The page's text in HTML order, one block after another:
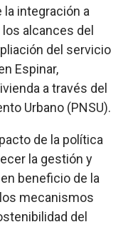
integración a
alcances del
del servicio
Espinar,
a través del
Urbano (PNSU).
de la política
la gestión y
beneficio de la
los mecanismos
del